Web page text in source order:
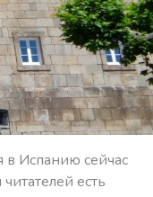
в Испанию сейчас
есть